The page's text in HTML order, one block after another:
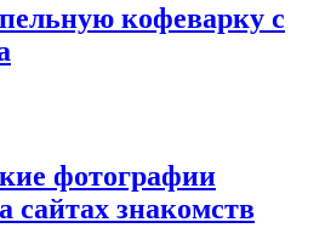
кофеварку с
фотографии
сайтах знакомств